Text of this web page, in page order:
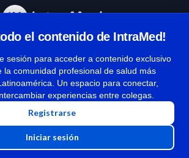
el contenido de IntraMed!
sesión para acceder a contenido exclusivo
la comunidad profesional de salud más
Un espacio para conectar,
experiencias entre colegas.
Registrarse
Iniciar sesión
Términos y condiciones
| Políticas de privacidad
derechos reservados | Copyright 1997-2026